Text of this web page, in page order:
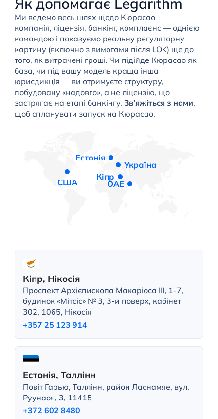
Як допомагає Legarithm
Ми ведемо весь шлях щодо Кюрасао —
компанія, ліцензія, банкінг, комплаєнс — однією
командою і показуємо реальну регуляторну
картину (включно з вимогами після LOK) ще до
того, як витрачені гроші. Чи підійде Кюрасао як
база, чи під вашу модель краща інша
юрисдикція — ви отримуєте структуру,
побудовану «надовго», а не ліцензію, що
застрягає на етапі банкінгу. Зв’яжіться з нами,
щоб спланувати запуск на Кюрасао.
Естонія
Україна
Кіпр
ОАЕ
США
Кіпр, Нікосія
Проспект Архієпископа Макаріоса III, 1-7,
будинок «Мітсіс» № 3, 3-й поверх, кабінет
302, 1065, Нікосія
+357 25 123 914
Естонія, Таллінн
Повіт Гарью, Таллінн, район Ласнамяе, вул.
Руунаоя, 3, 11415
+372 602 8480